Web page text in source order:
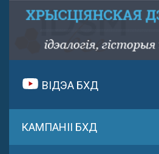
ВІДЭА БХД
КАМПАНІІ БХД